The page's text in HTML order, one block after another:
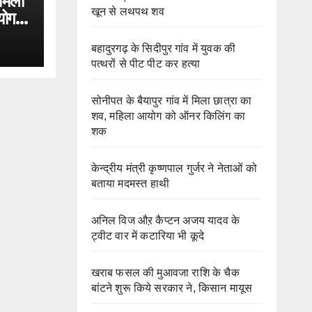
खून से लथपथ शव
बहादुरगढ़ के सिदीपुर गांव में युवक की
पत्थरों से पीट पीट कर हत्या
सोनीपत के बैयापुर गांव में मिला छात्रा का
शव, महिला आयोग को ऑनर किलिंग का
शक
केन्द्रीय मंत्री कृष्णपाल गुर्जर ने नेताओं को
बताया मदमस्त हाथी
अनिल विज औऱ कैप्टन अजय यादव के
ट्वीट वार में कटारिया भी कूदे
खराब फसल की मुआवजा राशि के चैक
बांटने शुरू किये सरकार ने, किसान मायूस